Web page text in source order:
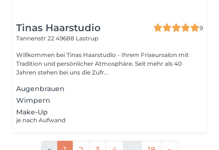
Tinas Haarstudio
9
Tannenstr 22 49688 Lastrup
Willkommen bei Tinas Haarstudio - Ihrem Friseursalon mit
Tradition und persönlicher Atmosphäre. Seit mehr als 40
Jahren stehen bei uns die Zufr...
Augenbrauen
Wimpern
Make-Up
je nach Aufwand